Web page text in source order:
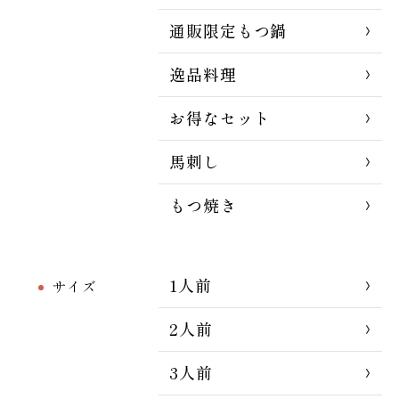
通販限定もつ鍋
逸品料理
お得なセット
馬刺し
もつ焼き
サイズ
1人前
2人前
3人前